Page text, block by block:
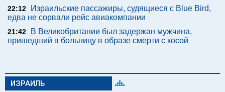
22:12
Израильские пассажиры, судящиеся с Blue Bird,
едва не сорвали рейс авиакомпании
21:42
В Великобритании был задержан мужчина,
пришедший в больницу в образе смерти с косой
ИЗРАИЛЬ